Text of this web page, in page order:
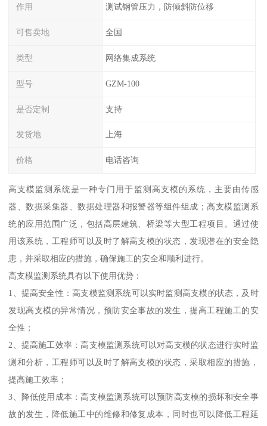
作用 测试钢管压力，防倾斜防位移
可售卖地 全国
类型 网络集成系统
型号 GZM-100
是否定制 支持
发货地 上海
价格 电话咨询
高支模监测系统是一种专门用于监测高支模的系统，主要由传感
器、数据采集器、数据处理器和报警器等组件组成；高支模监测系
统的应用范围广泛，包括高层建筑、桥梁等大型工程项目。通过使
用该系统，工程师可以及时了解高支模的状态，发现潜在的安全隐
患，并采取相应的措施，确保施工的安全和顺利进行。
高支模监测系统具有以下使用优势：
1、提高安全性：高支模监测系统可以实时监测高支模的状态，及时
发现高支模的异常情况，预防安全事故的发生，提高工程施工的安
全性；
2、提高施工效率：高支模监测系统可以对高支模的状态进行实时监
测和分析，工程师可以及时了解高支模的状态，采取相应的措施，
提高施工效率；
3、降低使用成本：高支模监测系统可以预防高支模的损坏和安全事
故的发生，降低施工中的维修和修复成本，同时也可以降低工程延